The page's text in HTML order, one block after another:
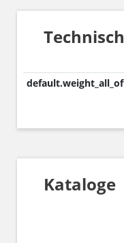
Kataloge